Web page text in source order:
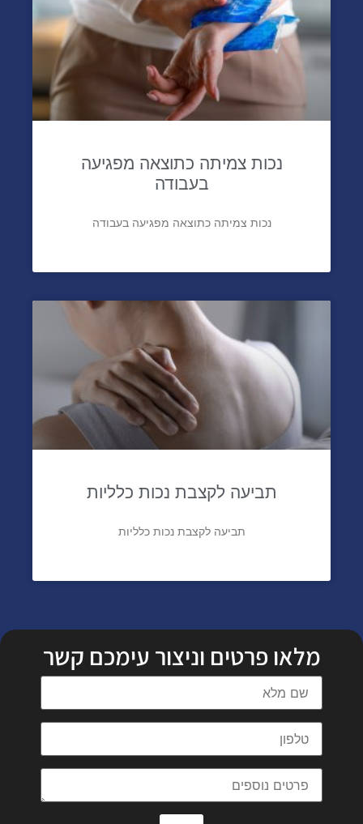
נכות צמיתה כתוצאה מפגיעה
בעבודה
נכות צמיתה כתוצאה מפגיעה בעבודה
תביעה לקצבת נכות כלליות
תביעה לקצבת נכות כלליות
מלאו פרטים וניצור עימכם קשר